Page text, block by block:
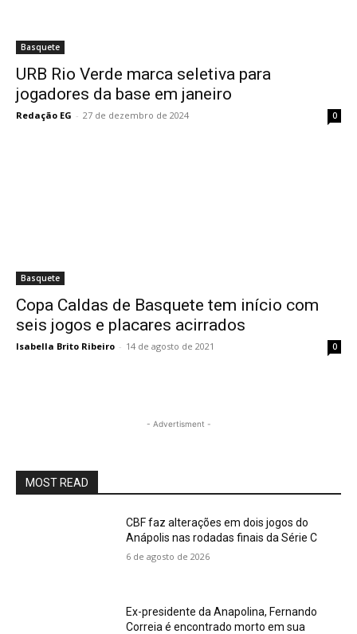
Basquete
URB Rio Verde marca seletiva para
jogadores da base em janeiro
Redação EG - 27 de dezembro de 2024 0
Basquete
Copa Caldas de Basquete tem início com
seis jogos e placares acirrados
Isabella Brito Ribeiro - 14 de agosto de 2021 0
- Advertisment -
MOST READ
CBF faz alterações em dois jogos do
Anápolis nas rodadas finais da Série C
6 de agosto de 2026
Ex-presidente da Anapolina, Fernando
Correia é encontrado morto em sua